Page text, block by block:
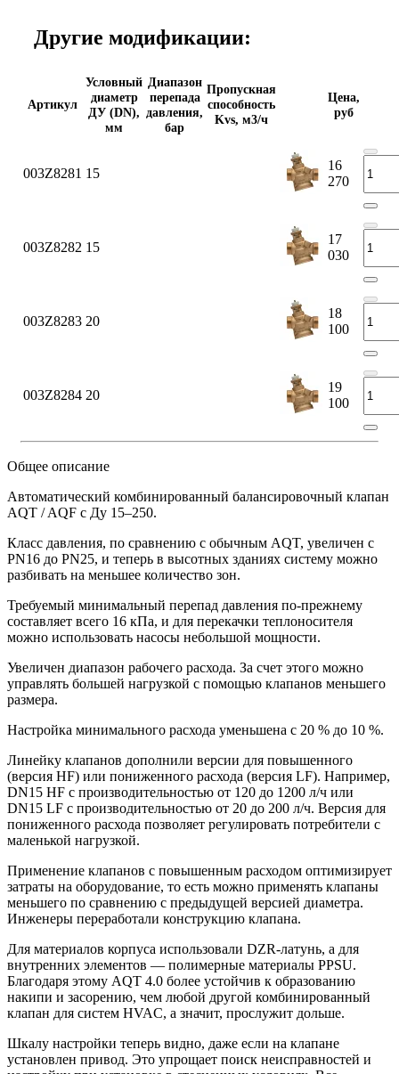
Другие модификации:
Артикул
Условный
диаметр
ДУ (DN),
мм
Диапазон
перепада
давления,
бар
Пропускная
способность
Kvs, м3/ч
Цена,
руб
003Z8281 15
16
270
003Z8282 15
17
030
003Z8283 20
18
100
003Z8284 20
19
100
Общее описание
Автоматический комбинированный балансировочный клапан
AQT / AQF c Ду 15–250.
Класс давления, по сравнению с обычным AQT, увеличен с
PN16 до PN25, и теперь в высотных зданиях систему можно
разбивать на меньшее количество зон.
Требуемый минимальный перепад давления по-прежнему
составляет всего 16 кПа, и для перекачки теплоносителя
можно использовать насосы небольшой мощности.
Увеличен диапазон рабочего расхода. За счет этого можно
управлять большей нагрузкой с помощью клапанов меньшего
размера.
Настройка минимального расхода уменьшена с 20 % до 10 %.
Линейку клапанов дополнили версии для повышенного
(версия HF) или пониженного расхода (версия LF). Например,
DN15 HF с производительностью от 120 до 1200 л/ч или
DN15 LF с производительностью от 20 до 200 л/ч. Версия для
пониженного расхода позволяет регулировать потребители с
маленькой нагрузкой.
Применение клапанов с повышенным расходом оптимизирует
затраты на оборудование, то есть можно применять клапаны
меньшего по сравнению с предыдущей версией диаметра.
Инженеры переработали конструкцию клапана.
Для материалов корпуса использовали DZR-латунь, а для
внутренних элементов — полимерные материалы PPSU.
Благодаря этому AQT 4.0 более устойчив к образованию
накипи и засорению, чем любой другой комбинированный
клапан для систем HVAC, а значит, прослужит дольше.
Шкалу настройки теперь видно, даже если на клапане
установлен привод. Это упрощает поиск неисправностей и